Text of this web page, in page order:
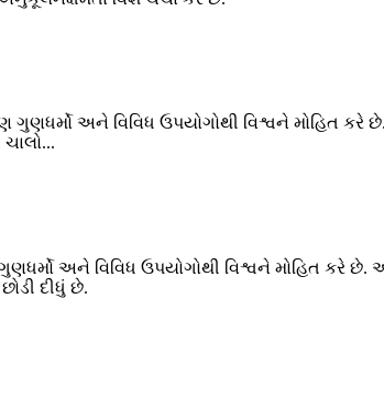
અને વિવિધ ઉપયોગોથી વિશ્વને મોહિત
અને વિવિધ ઉપયોગોથી વિશ્વને મોહિત કરે
દીધું છે.